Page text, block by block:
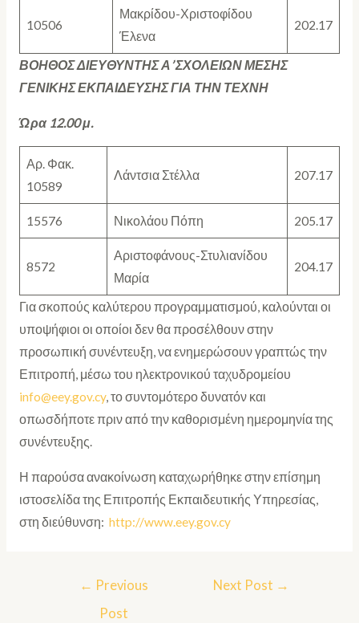
10506
Μακρίδου-Χριστοφίδου
Έλενα
202.17
ΒΟΗΘΟΣ ΔΙΕΥΘΥΝΤΗΣ Α’ ΣΧΟΛΕΙΩΝ ΜΕΣΗΣ
ΓΕΝΙΚΗΣ ΕΚΠΑΙΔΕΥΣΗΣ ΓΙΑ ΤΗΝ ΤΕΧΝΗ
Ώρα 12.00 μ.
Αρ. Φακ.
10589
Λάντσια Στέλλα 207.17
15576 Νικολάου Πόπη 205.17
8572
Αριστοφάνους-Στυλιανίδου
Μαρία
204.17
Για σκοπούς καλύτερου προγραμματισμού, καλούνται οι
υποψήφιοι οι οποίοι δεν θα προσέλθουν στην
προσωπική συνέντευξη, να ενημερώσουν γραπτώς την
Επιτροπή, μέσω του ηλεκτρονικού ταχυδρομείου
info@eey.gov.cy, το συντομότερο δυνατόν και
οπωσδήποτε πριν από την καθορισμένη ημερομηνία της
συνέντευξης.
Η παρούσα ανακοίνωση καταχωρήθηκε στην επίσημη
ιστοσελίδα της Επιτροπής Εκπαιδευτικής Υπηρεσίας,
στη διεύθυνση: http://www.eey.gov.cy
← Previous
Post
Next Post →